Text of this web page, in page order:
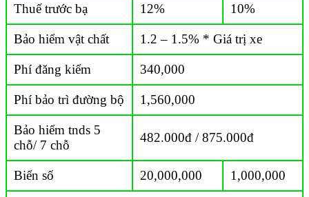
Thuế trước bạ 12% 10%
Bảo hiểm vật chất 1.2 – 1.5% * Giá trị xe
Phí đăng kiểm 340,000
Phí bảo trì đường bộ 1,560,000
Bảo hiểm tnds 5
chỗ/ 7 chỗ
482.000đ / 875.000đ
Biển số 20,000,000 1,000,000